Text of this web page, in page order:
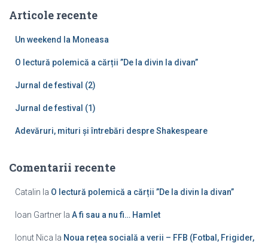
d
Articole recente
Un weekend la Moneasa
O lectură polemică a cărții ”De la divin la divan”
Jurnal de festival (2)
Jurnal de festival (1)
Adevăruri, mituri și întrebări despre Shakespeare
Comentarii recente
Catalin la O lectură polemică a cărții ”De la divin la divan”
Ioan Gartner la A fi sau a nu fi… Hamlet
Ionut Nica la Noua rețea socială a verii – FFB (Fotbal, Frigider,